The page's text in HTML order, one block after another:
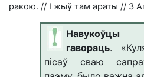
ракою. // I жыў там араты // З
Навукоўцы
гавораць.
пісаў сваю